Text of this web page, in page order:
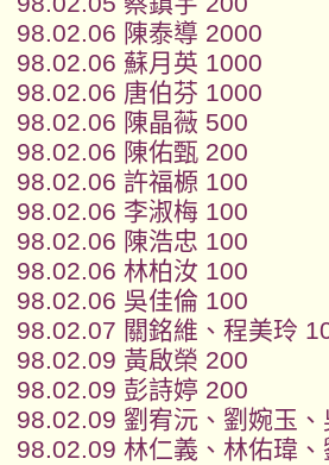
98.02.06 陳泰導 2000
98.02.06 蘇月英 1000
98.02.06 唐伯芬 1000
98.02.06 陳晶薇 500
98.02.06 陳佑甄 200
98.02.06 許福榞 100
98.02.06 李淑梅 100
98.02.06 陳浩忠 100
98.02.06 林柏汝 100
98.02.06 吳佳倫 100
98.02.07 關銘維、程美玲
98.02.09 黃啟榮 200
98.02.09 彭詩婷 200
98.02.09 劉宥沅、劉婉玉
98.02.09 林仁義、林佑瑋